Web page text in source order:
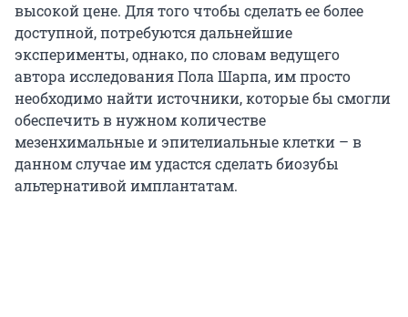
высокой цене. Для того чтобы сделать ее более
доступной, потребуются дальнейшие
эксперименты, однако, по словам ведущего
автора исследования Пола Шарпа, им просто
необходимо найти источники, которые бы смогли
обеспечить в нужном количестве
мезенхимальные и эпителиальные клетки – в
данном случае им удастся сделать биозубы
альтернативой имплантатам.